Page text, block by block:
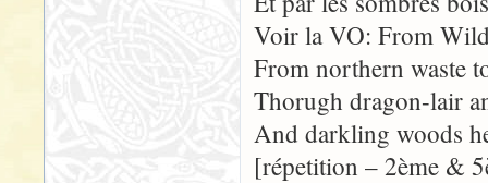
Voir la VO: From
From northern waste
Thorugh dragon-lair
And darkling woods
[répetition – 2ème &